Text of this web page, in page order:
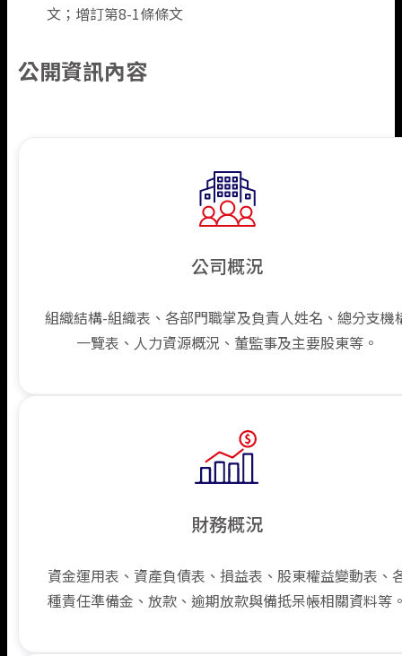
文；增訂第8-1條條文
公開資訊內容
公司概況
組織結構-組織表、各部門職掌及負責人姓名、總分支機
一覽表、人力資源概況、董監事及主要股東等。
財務概況
資金運用表、資產負債表、損益表、股東權益變動表、
種責任準備金、放款、逾期放款與備抵呆帳相關資料等